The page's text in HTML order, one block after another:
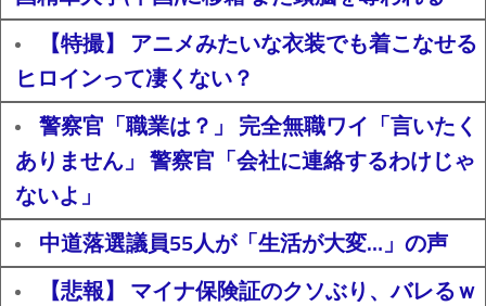
【特撮】 アニメみたいな衣装でも着こなせる
ヒロインって凄くない？
警察官「職業は？」 完全無職ワイ「言いたく
ありません」 警察官「会社に連絡するわけじゃ
ないよ」
中道落選議員55人が「生活が大変…」の声
【悲報】 マイナ保険証のクソぶり、バレるｗ